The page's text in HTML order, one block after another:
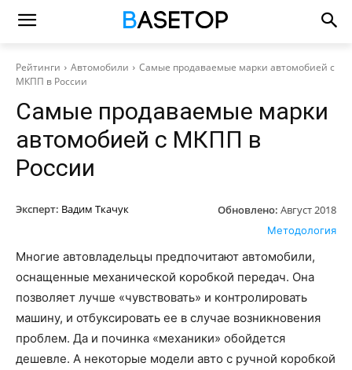
Рейтинги Автомобили
Самые продаваемые марки автомобией с
МКПП в России
Самые продаваемые марки
автомобией с МКПП в
России
Эксперт: Вадим Ткачук Обновлено: Август 2018
Методология
Многие автовладельцы предпочитают автомобили,
оснащенные механической коробкой передач. Она
позволяет лучше «чувствовать» и контролировать
машину, и отбуксировать ее в случае возникновения
проблем. Да и починка «механики» обойдется
дешевле. А некоторые модели авто с ручной коробкой